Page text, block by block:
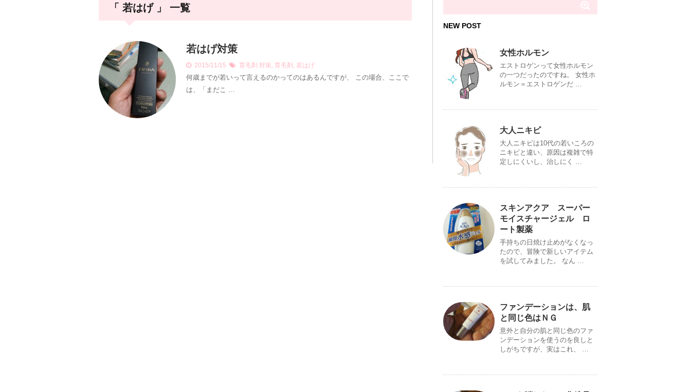
「 若はげ 」 一覧
若はげ対策
2015/11/15 育毛剤 対策, 育毛剤 , 若はげ
何歳までが若いって言えるのかってのはあるんですが、 この場合、ここで
は、「まだこ …
NEW POST
女性ホルモン
エストロゲンって女性ホルモン
の一つだったのですね。 女性ホ
ルモン＝エストロゲンだ …
大人ニキビ
大人ニキビは10代の若いころの
ニキビと違い、原因は複雑で特
定しにくいし、治しにく …
スキンアクア スーパー
モイスチャージェル ロ
ート製薬
手持ちの日焼け止めがなくなっ
たので、冒険で新しいアイテム
を試してみました。 なん …
ファンデーションは、肌
と同じ色はＮＧ
意外と自分の肌と同じ色のファ
ンデーションを使うのを良しと
しがちですが、実はこれ、 …